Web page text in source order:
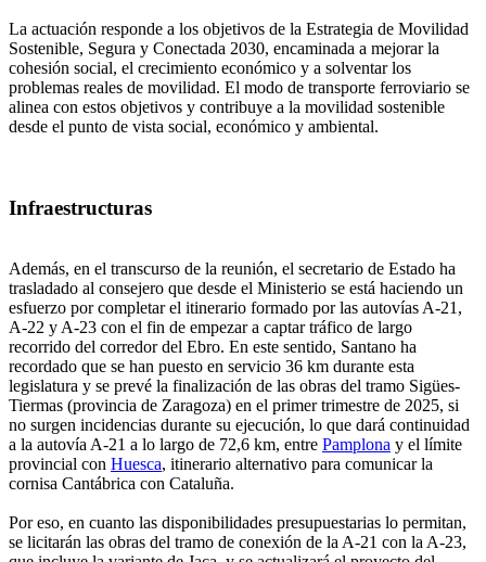
La actuación responde a los objetivos de la Estrategia de Movilidad
Sostenible, Segura y Conectada 2030, encaminada a mejorar la
cohesión social, el crecimiento económico y a solventar los
problemas reales de movilidad. El modo de transporte ferroviario se
alinea con estos objetivos y contribuye a la movilidad sostenible
desde el punto de vista social, económico y ambiental.
Infraestructuras
Además, en el transcurso de la reunión, el secretario de Estado ha
trasladado al consejero que desde el Ministerio se está haciendo un
esfuerzo por completar el itinerario formado por las autovías A-21,
A-22 y A-23 con el fin de empezar a captar tráfico de largo
recorrido del corredor del Ebro. En este sentido, Santano ha
recordado que se han puesto en servicio 36 km durante esta
legislatura y se prevé la finalización de las obras del tramo Sigües-
Tiermas (provincia de Zaragoza) en el primer trimestre de 2025, si
no surgen incidencias durante su ejecución, lo que dará continuidad
a la autovía A-21 a lo largo de 72,6 km, entre Pamplona y el límite
provincial con Huesca, itinerario alternativo para comunicar la
cornisa Cantábrica con Cataluña.
Por eso, en cuanto las disponibilidades presupuestarias lo permitan,
se licitarán las obras del tramo de conexión de la A-21 con la A-23,